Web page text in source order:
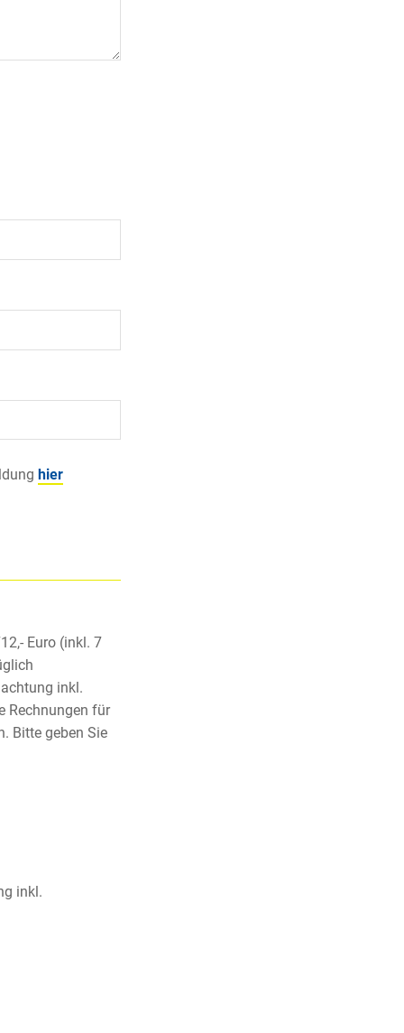
hier
Euro (inkl. 7
inkl.
Rechnungen für
Bitte geben Sie
inkl.